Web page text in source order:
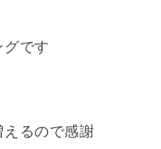
です
るので感謝